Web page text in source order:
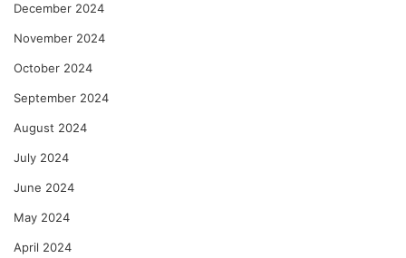
December 2024
November 2024
October 2024
September 2024
August 2024
July 2024
June 2024
May 2024
April 2024